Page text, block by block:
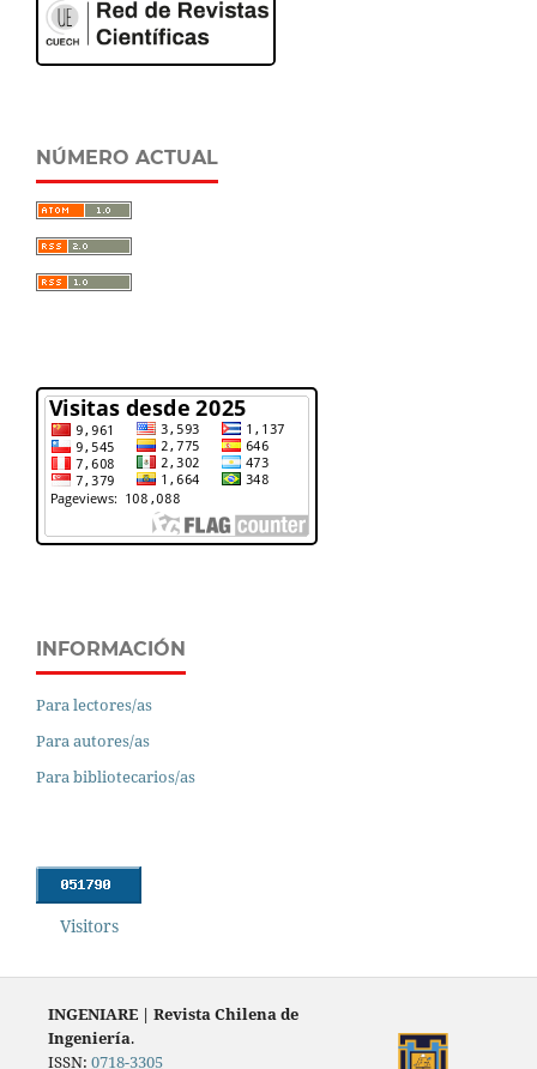
NÚMERO ACTUAL
INFORMACIÓN
Para lectores/as
Para autores/as
Para bibliotecarios/as
Visitors
INGENIARE | Revista Chilena de
Ingeniería.
ISSN: 0718-3305